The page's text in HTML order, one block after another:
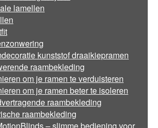
lamellen
kunststof draaikiepramen
raambekleding
om je ramen te verduisteren
om je ramen beter te isoleren
raambekleding
raambekleding